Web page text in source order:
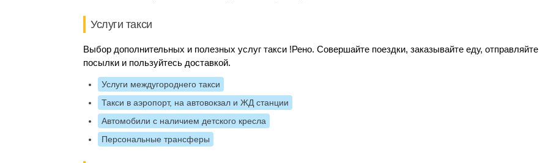
Услуги такси
Выбор дополнительных и полезных услуг такси !Рено. Совершайте поездки, заказывайте еду, отправляйте
посылки и пользуйтесь доставкой.
Услуги междугороднего такси
Такси в аэропорт, на автовокзал и ЖД станции
Автомобили с наличием детского кресла
Персональные трансферы